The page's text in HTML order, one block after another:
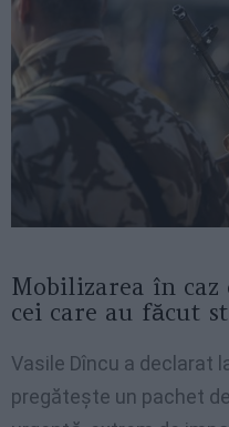
Mobilizarea în
cei care au făcut
Vasile Dîncu a declarat
pregăteşte un pachet